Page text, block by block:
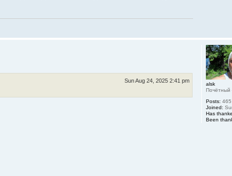
alsk
Почётный
Posts: 465
Joined:
Has
Been
Sun Aug 24, 2025 2:41 pm